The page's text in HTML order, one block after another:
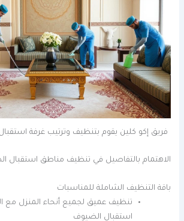
فريق إكو كلين يقوم بتنظيف وترتيب غرفة
الاهتمام بالتفاصيل في تنظيف مناطق استقبال
باقة التنظيف الشاملة للمناسبات
تنظيف عميق لجميع أنحاء المنزل مع
استقبال الضيوف